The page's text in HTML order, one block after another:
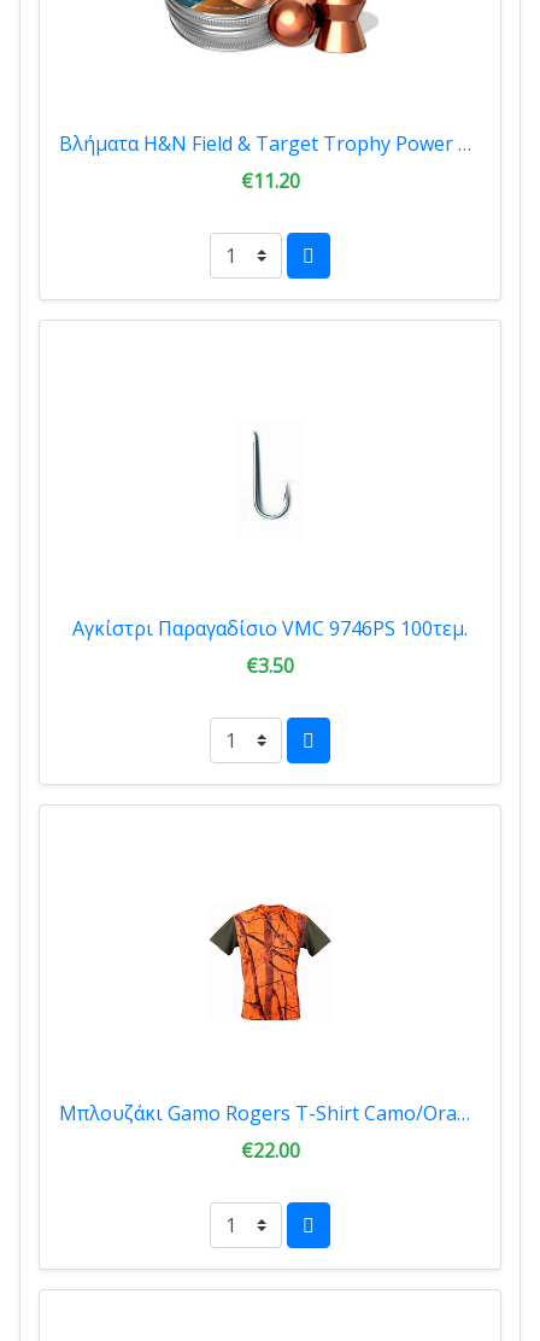
Βλήματα H&N Field & Target Trophy Power 4,5mm Τεμ.300 00013
€11.20
Αγκίστρι Παραγαδίσιο VMC 9746PS 100τεμ.
€3.50
Μπλουζάκι Gamo Rogers T-Shirt Camo/Orange
€22.00